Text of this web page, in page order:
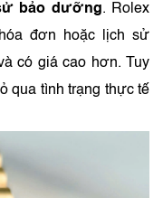
bảo dưỡng. Rolex
đơn hoặc lịch sử
có giá cao hơn. Tuy
qua tình trạng thực tế